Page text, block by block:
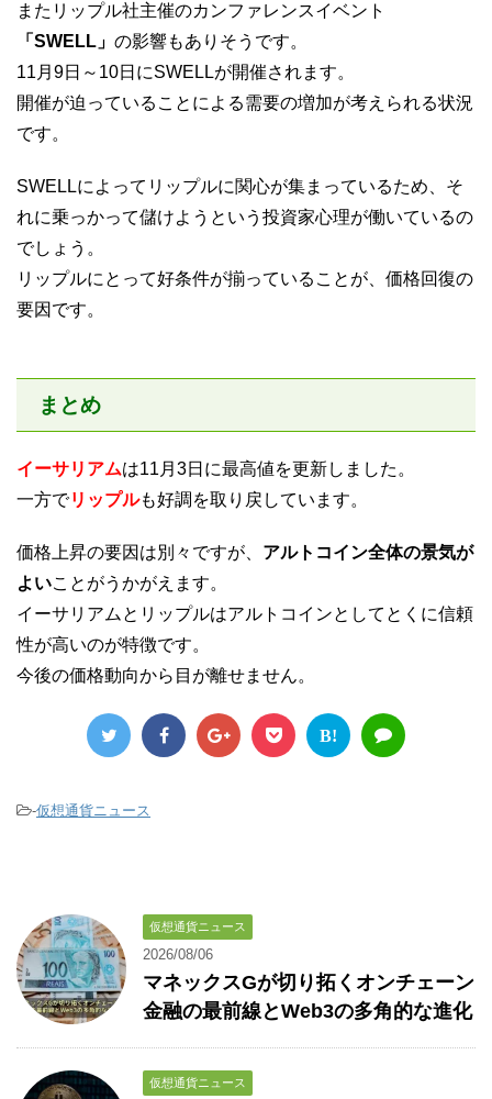
またリップル社主催のカンファレンスイベント
「SWELL」 の影響もありそうです。
11月9日～10日にSWELLが開催されます。
開催が迫っていることによる需要の増加が考えられる状況
です。
SWELLによってリップルに関心が集まっているため、そ
れに乗っかって儲けようという投資家心理が働いているの
でしょう。
リップルにとって好条件が揃っていることが、価格回復の
要因です。
まとめ
イーサリアムは11月3日に最高値を更新しました。
一方でリップルも好調を取り戻しています。
価格上昇の要因は別々ですが、 アルトコイン全体の景気が
よいことがうかがえます。
イーサリアムとリップルはアルトコインとしてとくに信頼
性が高いのが特徴です。
今後の価格動向から目が離せません。
B!
-仮想通貨ニュース
仮想通貨ニュース
2026/08/06
マネックスGが切り拓くオンチェーン
金融の最前線とWeb3の多角的な進化
仮想通貨ニュース